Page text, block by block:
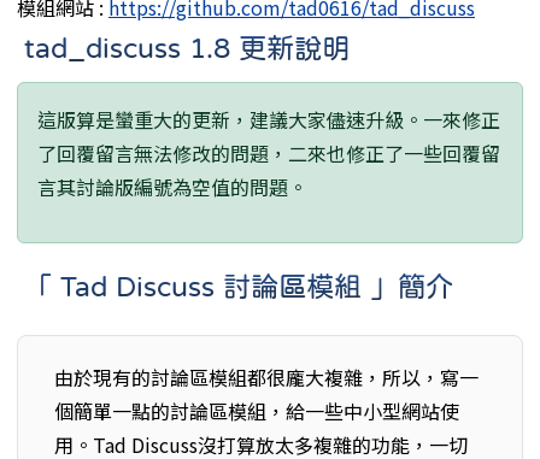
模組網站 : https://github.com/tad0616/tad_discuss
tad_discuss 1.8 更新說明
這版算是蠻重大的更新，建議大家儘速升級。一來修正
了回覆留言無法修改的問題，二來也修正了一些回覆留
言其討論版編號為空值的問題。
「 Tad Discuss 討論區模組 」簡介
由於現有的討論區模組都很龐大複雜，所以，寫一
個簡單一點的討論區模組，給一些中小型網站使
用。Tad Discuss沒打算放太多複雜的功能，一切